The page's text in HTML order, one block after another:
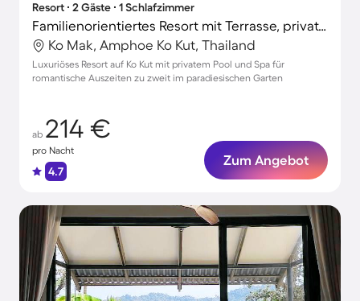
Resort ∙ 2 Gäste ∙ 1 Schlafzimmer
Familienorientiertes Resort mit Terrasse, privatem Pool und Garten | Gartenblick | Nah am Strand
Ko Mak, Amphoe Ko Kut, Thailand
Luxuriöses Resort auf Ko Kut mit privatem Pool und Spa für
romantische Auszeiten zu zweit im paradiesischen Garten
ab 214 €
pro Nacht
4.7
Zum Angebot